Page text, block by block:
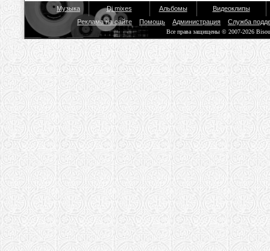
Музыка Dj mixes Альбомы
Видеоклипы
Реклама на сайте
Помощь Администрация Служба
Все права защищены © 2007-2026